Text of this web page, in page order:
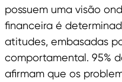
possuem uma visão
financeira é
atitudes, embasadas
comportamental. 95%
afirmam que os